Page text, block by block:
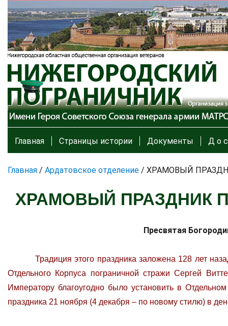
Главная Страницы истории Документы Д о с
Главная / Ардатовское отделение / ХРАМОВЫЙ
ХРАМОВЫЙ ПРАЗДНИК
Пресвятая
Традиция этого праздника заложена 128 лет
Отдельного Корпуса пограничной стражи Сергей
Императору благоугодно было установить в
праздника 21 ноября (4 декабря – по новому стилю) в